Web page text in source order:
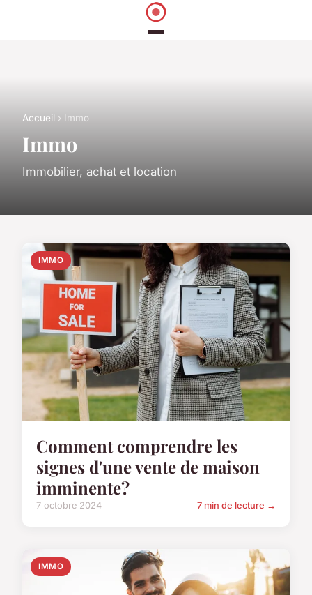
Accueil › Immo
Immo
Immobilier, achat et location
IMMO
Comment comprendre les
signes d'une vente de maison
imminente?
7 octobre 2024 7 min de lecture →
IMMO